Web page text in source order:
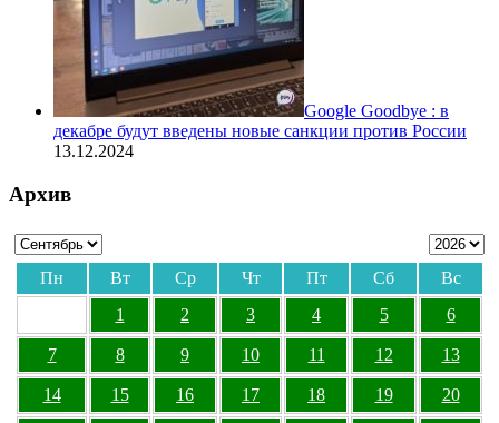
Google Goodbye : в
декабре будут введены новые санкции против России
13.12.2024
Архив
Пн Вт Ср Чт Пт Сб
Вс
1
2 3 4 5 6
7 8 9 10 11 12 13
14 15 16 17 18 19 20